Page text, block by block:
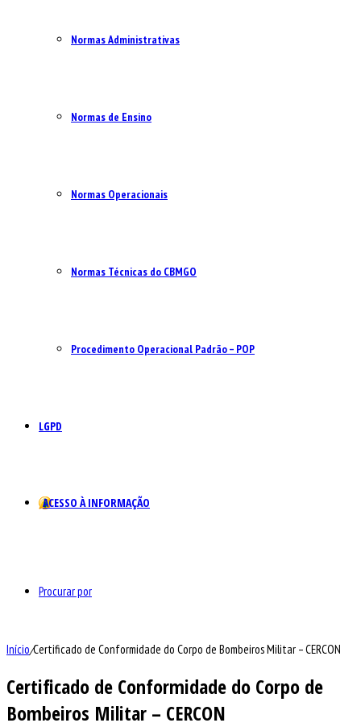
Normas Administrativas
Normas de Ensino
Normas Operacionais
Normas Técnicas do CBMGO
Procedimento Operacional Padrão – POP
LGPD
ACESSO À INFORMAÇÃO
Procurar por
Início/Certificado de Conformidade do Corpo de Bombeiros Militar – CERCON
Certificado de Conformidade do Corpo de
Bombeiros Militar – CERCON